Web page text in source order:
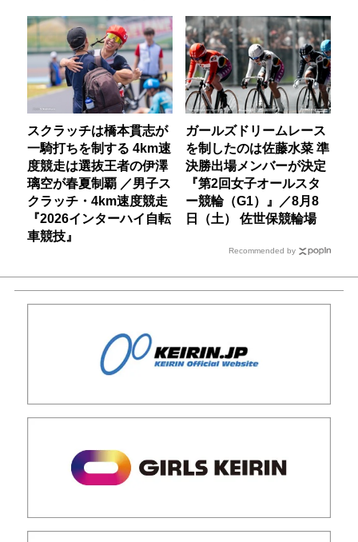
スクラッチは橋本貫志が
一騎打ちを制する 4km速
度競走は選抜王者の伊澤
璃空が春夏制覇 ／男子ス
クラッチ・4km速度競走
『2026インターハイ自転
車競技』
ガールズドリームレース
を制したのは佐藤水菜 準
決勝出場メンバーが決定
『第2回女子オールスタ
ー競輪（G1）』／8月8
日（土） 佐世保競輪場
Recommended by